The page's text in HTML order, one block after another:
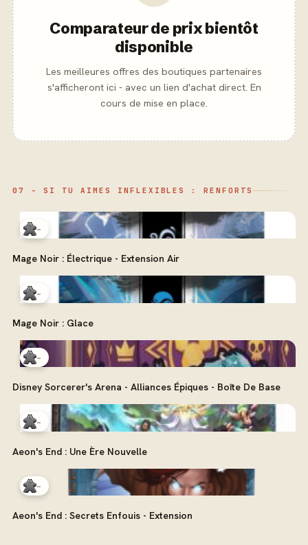
Comparateur de prix bientôt
disponible
Les meilleures offres des boutiques partenaires
s'afficheront ici - avec un lien d'achat direct. En
cours de mise en place.
07 - SI TU AIMES INFLEXIBLES : RENFORTS
-
Mage Noir : Électrique - Extension Air
-
Mage Noir : Glace
-
Disney Sorcerer's Arena - Alliances Épiques - Boîte De Base
-
Aeon's End : Une Ère Nouvelle
-
Aeon's End : Secrets Enfouis - Extension